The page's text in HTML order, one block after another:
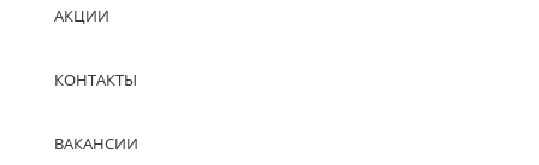
АКЦИИ
КОНТАКТЫ
ВАКАНСИИ